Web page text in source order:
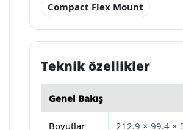
Compact Flex Mount
Teknik özellikler
Genel Bakış
Boyutlar 212.9 × 99.4 ×